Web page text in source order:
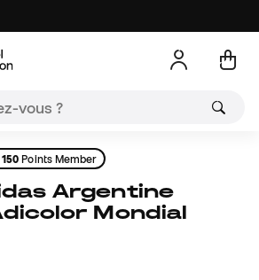
150 Points Member
Mondial